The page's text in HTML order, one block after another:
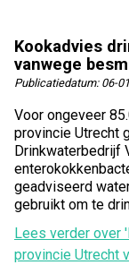
Kookadvies
vanwege
Publicatiedatum: 06-
Voor ongeveer
provincie Utrecht
Drinkwaterbedrijf
geadviseerd
gebruikt om te
Lees verder over
provincie Utrecht